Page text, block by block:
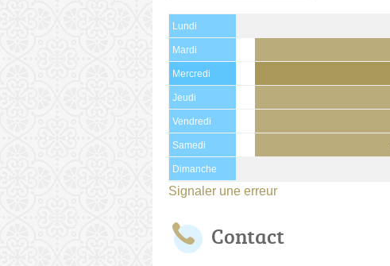
Lundi
Mardi
Mercredi
Jeudi
Vendredi
Samedi
Dimanche
Signaler une erreur
Contact